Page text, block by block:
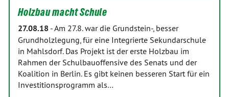
Holzbau macht Schule
27.08.18 -Am 27.8. war die Grundstein-, besser
Grundholzlegung, für eine Integrierte Sekundarschule
in Mahlsdorf. Das Projekt ist der erste Holzbau im
Rahmen der Schulbauoffensive des Senats und der
Koalition in Berlin. Es gibt keinen besseren Start für ein
Investitionsprogramm als…